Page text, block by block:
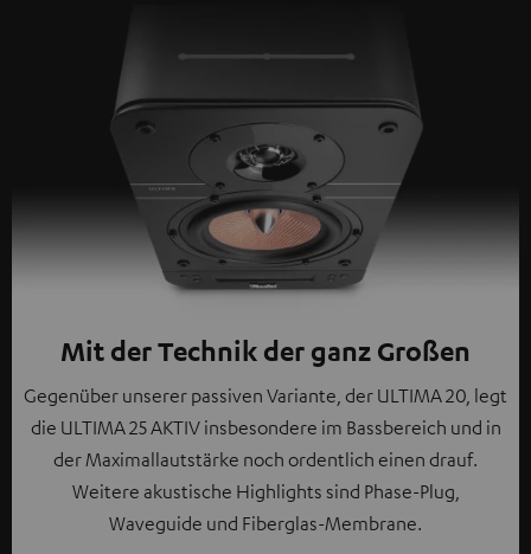
Mit der Technik der ganz Großen
Gegenüber unserer passiven Variante, der ULTIMA 20, legt
die ULTIMA 25 AKTIV insbesondere im Bassbereich und in
der Maximallautstärke noch ordentlich einen drauf.
Weitere akustische Highlights sind Phase-Plug,
Waveguide und Fiberglas-Membrane.